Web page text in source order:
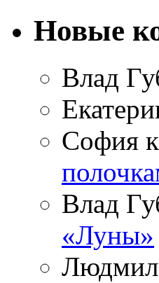
Новые
Влад
София
Влад
«Луны»